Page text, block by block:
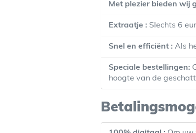
Met plezier bieden wij
Extraatje : Slechts 6
Snel en efficiënt : Als
Speciale bestellingen:
hoogte van de